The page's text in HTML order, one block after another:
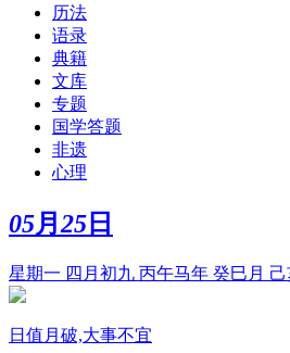
历法
语录
典籍
文库
专题
国学答题
非遗
心理
05月 25 日
星期一 四月初九 丙午马年 癸巳月 己
日值月破,大事不宜